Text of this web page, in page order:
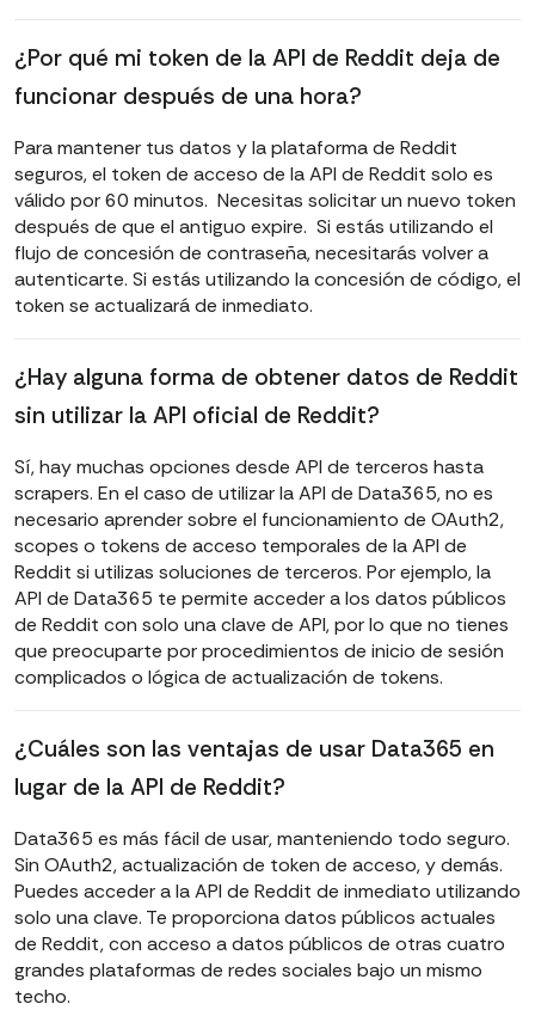
¿Por qué mi token de la API de Reddit deja de
funcionar después de una hora?
Para mantener tus datos y la plataforma de Reddit
seguros, el token de acceso de la API de Reddit solo es
válido por 60 minutos. Necesitas solicitar un nuevo token
después de que el antiguo expire. Si estás utilizando el
flujo de concesión de contraseña, necesitarás volver a
autenticarte. Si estás utilizando la concesión de código, el
token se actualizará de inmediato.
¿Hay alguna forma de obtener datos de Reddit
sin utilizar la API oficial de Reddit?
Sí, hay muchas opciones desde API de terceros hasta
scrapers. En el caso de utilizar la API de Data365, no es
necesario aprender sobre el funcionamiento de OAuth2,
scopes o tokens de acceso temporales de la API de
Reddit si utilizas soluciones de terceros. Por ejemplo, la
API de Data365 te permite acceder a los datos públicos
de Reddit con solo una clave de API, por lo que no tienes
que preocuparte por procedimientos de inicio de sesión
complicados o lógica de actualización de tokens.
¿Cuáles son las ventajas de usar Data365 en
lugar de la API de Reddit?
Data365 es más fácil de usar, manteniendo todo seguro.
Sin OAuth2, actualización de token de acceso, y demás.
Puedes acceder a la API de Reddit de inmediato utilizando
solo una clave. Te proporciona datos públicos actuales
de Reddit, con acceso a datos públicos de otras cuatro
grandes plataformas de redes sociales bajo un mismo
techo.